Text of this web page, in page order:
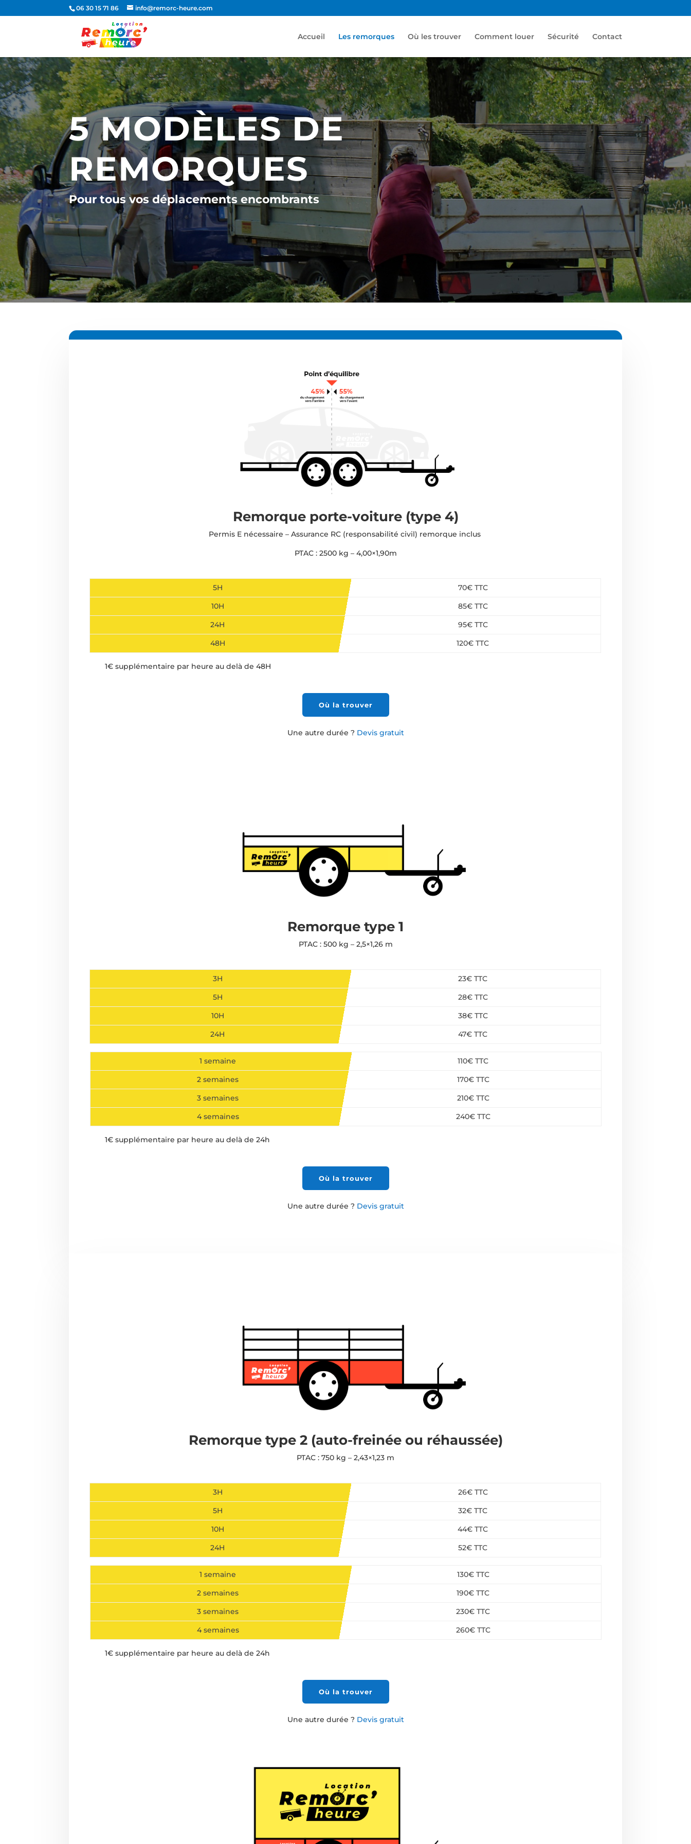
06 30 15 71 86 info@remorc-heure.com
Accueil Les remorques Où les trouver Comment louer Sécurité Contact
5 MODÈLES DE
REMORQUES
Pour tous vos déplacements encombrants
Remorque porte-voiture (type 4)
Permis E nécessaire – Assurance RC (responsabilité civil) remorque inclus
PTAC : 2500 kg – 4,00×1,90m
5H
70€ TTC
10H
85€ TTC
24H
95€ TTC
48H
120€ TTC
1€ supplémentaire par heure au delà de 48H
Où la trouver
Une autre durée ? Devis gratuit
Remorque type 1
PTAC : 500 kg – 2,5×1,26 m
3H
23€ TTC
5H
28€ TTC
10H
38€ TTC
24H
47€ TTC
1 semaine
110€ TTC
2 semaines
170€ TTC
3 semaines
210€ TTC
4 semaines
240€ TTC
1€ supplémentaire par heure au delà de 24h
Où la trouver
Une autre durée ? Devis gratuit
Remorque type 2 (auto-freinée ou réhaussée)
PTAC : 750 kg – 2,43×1,23 m
3H
26€ TTC
5H
32€ TTC
10H
44€ TTC
24H
52€ TTC
1 semaine
130€ TTC
2 semaines
190€ TTC
3 semaines
230€ TTC
4 semaines
260€ TTC
1€ supplémentaire par heure au delà de 24h
Où la trouver
Une autre durée ? Devis gratuit